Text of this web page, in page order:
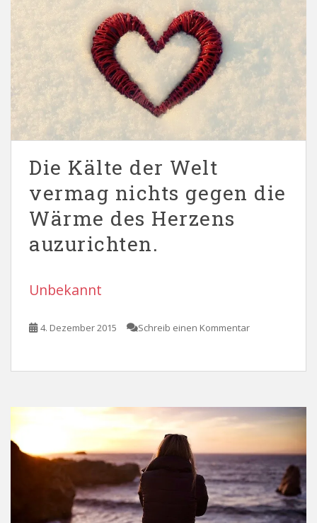
Die Kälte der Welt
vermag nichts gegen die
Wärme des Herzens
auzurichten.
Unbekannt
4. Dezember 2015 Schreib einen Kommentar